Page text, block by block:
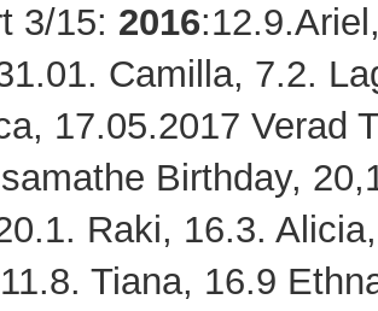
3/15: 2016
Camilla, 7.2.
17.05.2017 Verad
Birthday,
Raki, 16.3.
Tiana, 16.9